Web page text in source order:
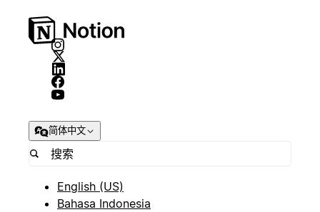
简体中文
English (US)
Bahasa Indonesia